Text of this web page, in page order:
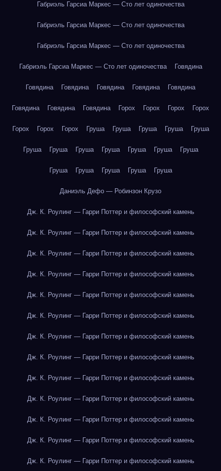
Габриэль Гарсиа Маркес — Сто лет одиночества
Габриэль Гарсиа Маркес — Сто лет одиночества
Габриэль Гарсиа Маркес — Сто лет одиночества
Габриэль Гарсиа Маркес — Сто лет одиночества Говядина
Говядина Говядина Говядина Говядина Говядина
Говядина Говядина Говядина Горох Горох Горох Горох
Горох Горох Горох Груша Груша Груша Груша Груша
Груша Груша Груша Груша Груша Груша Груша
Груша Груша Груша Груша Груша
Даниэль Дефо — Робинзон Крузо
Дж. К. Роулинг — Гарри Поттер и философский камень
Дж. К. Роулинг — Гарри Поттер и философский камень
Дж. К. Роулинг — Гарри Поттер и философский камень
Дж. К. Роулинг — Гарри Поттер и философский камень
Дж. К. Роулинг — Гарри Поттер и философский камень
Дж. К. Роулинг — Гарри Поттер и философский камень
Дж. К. Роулинг — Гарри Поттер и философский камень
Дж. К. Роулинг — Гарри Поттер и философский камень
Дж. К. Роулинг — Гарри Поттер и философский камень
Дж. К. Роулинг — Гарри Поттер и философский камень
Дж. К. Роулинг — Гарри Поттер и философский камень
Дж. К. Роулинг — Гарри Поттер и философский камень
Дж. К. Роулинг — Гарри Поттер и философский камень